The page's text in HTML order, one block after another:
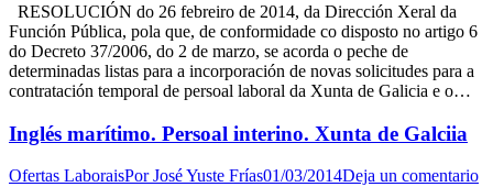
RESOLUCIÓN do 26 febreiro de 2014, da Dirección Xeral da
Función Pública, pola que, de conformidade co disposto no artigo 6
do Decreto 37/2006, do 2 de marzo, se acorda o peche de
determinadas listas para a incorporación de novas solicitudes para a
contratación temporal de persoal laboral da Xunta de Galicia e o…
Inglés marítimo. Persoal interino. Xunta de Galciia
Ofertas LaboraisPorJosé Yuste Frías01/03/2014Deja un comentario